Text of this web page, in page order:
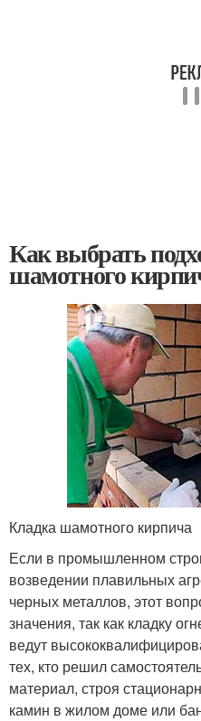
Как выбрать
шамотного
Кладка шамотного кирпича
Если в промышленном
возведении плавильных
черных металлов, этот
значения, так как кладку
ведут
тех, кто решил
материал, строя
камин в жилом доме или